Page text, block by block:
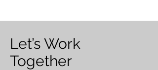
Let’s Work
Together